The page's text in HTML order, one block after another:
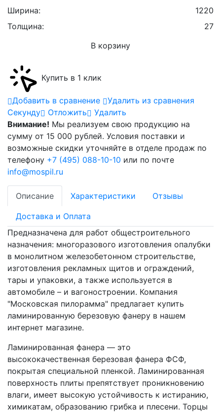
Ширина:
1220
Толщина:
27
В корзину
Купить в 1 клик
Добавить в сравнение
Удалить из сравнения
Cекунду
Отложить
Удалить
Внимание! Мы реализуем свою продукцию на
сумму от 15 000 рублей. Условия поставки и
возможные скидки уточняйте в отделе продаж по
телефону +7 (495) 088-10-10 или по почте
info@mospil.ru
Описание Характеристики Отзывы
Доставка и Оплата
Предназначена для работ общестроительного
назначения: многоразового изготовления опалубки
в монолитном железобетонном строительстве,
изготовления рекламных щитов и ограждений,
тары и упаковки, а также используется в
автомобиле – и вагоностроении. Компания
"Московская пилорамма" предлагает купить
ламинированную березовую фанеру в нашем
интернет магазине.
Ламинированная фанера — это
высококачественная березовая фанера ФСФ,
покрытая специальной пленкой. Ламинированная
поверхность плиты препятствует проникновению
влаги, имеет высокую устойчивость к истиранию,
химикатам, образованию грибка и плесени. Торцы